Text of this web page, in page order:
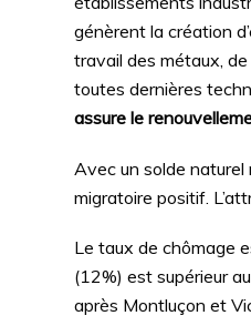
génèrent la création
travail des métaux,
toutes dernières
assure le
Avec un solde naturel
migratoire positif.
Le taux de chômage
(12%) est supérieur
après Montluçon et